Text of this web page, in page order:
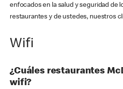
enfocados en la salud y seguridad de
restaurantes y de ustedes, nuestros
Wifi
¿Cuáles restaurantes
wifi?